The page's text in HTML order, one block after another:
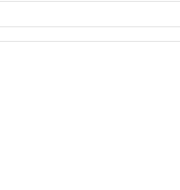
CD74HCT4D74HDCT40 (德